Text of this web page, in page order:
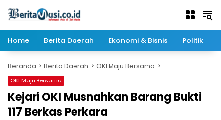
Home
Berita Daerah Ekonomi & Bisnis Politik
Beranda Berita Daerah OKI Maju Bersama
OKI Maju Bersama
Kejari OKI Musnahkan Barang Bukti
117 Berkas Perkara